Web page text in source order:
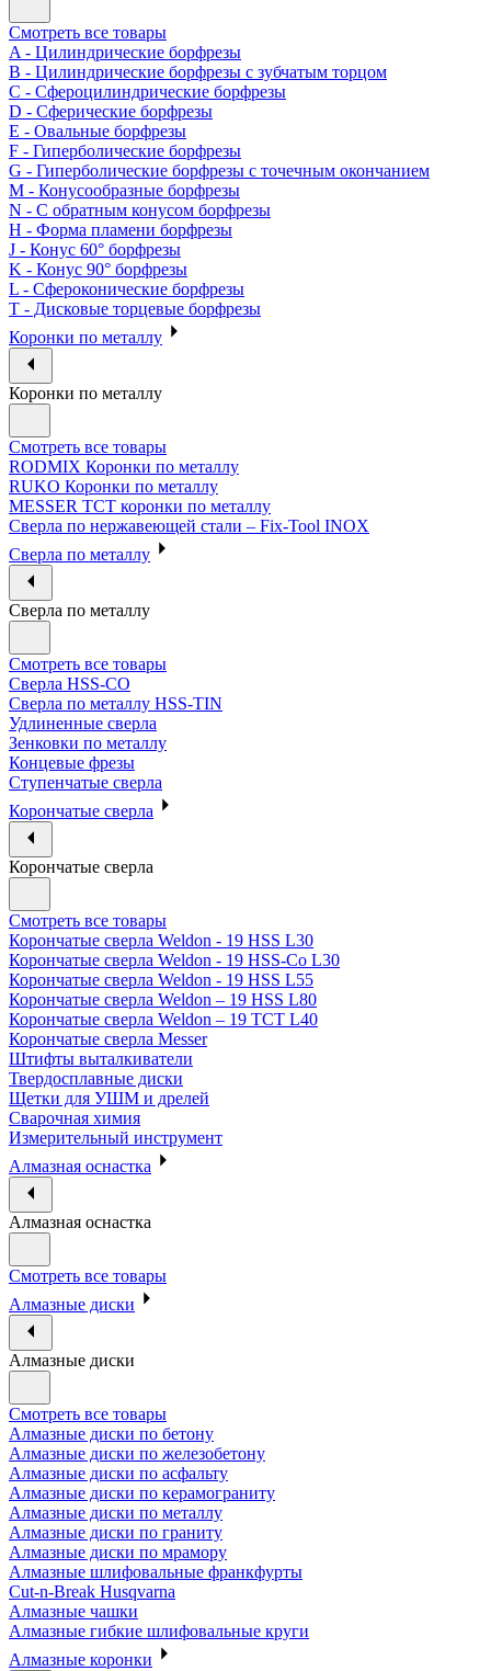
Смотреть все товары
A - Цилиндрические борфрезы
B - Цилиндрические борфрезы с зубчатым торцом
C - Сфероцилиндрические борфрезы
D - Сферические борфрезы
E - Овальные борфрезы
F - Гиперболические борфрезы
G - Гиперболические борфрезы с точечным окончанием
M - Конусообразные борфрезы
N - С обратным конусом борфрезы
H - Форма пламени борфрезы
J - Конус 60° борфрезы
K - Конус 90° борфрезы
L - Сфероконические борфрезы
T - Дисковые торцевые борфрезы
Коронки по металлу
Коронки по металлу
Смотреть все товары
RODMIX Коронки по металлу
RUKO Коронки по металлу
MESSER ТСТ коронки по металлу
Сверла по нержавеющей стали – Fix-Tool INOX
Сверла по металлу
Сверла по металлу
Смотреть все товары
Сверла HSS-CO
Сверла по металлу HSS-TIN
Удлиненные сверла
Зенковки по металлу
Концевые фрезы
Ступенчатые сверла
Корончатые сверла
Корончатые сверла
Смотреть все товары
Корончатые сверла Weldon - 19 HSS L30
Корончатые сверла Weldon - 19 HSS-Co L30
Корончатые сверла Weldon - 19 HSS L55
Корончатые сверла Weldon – 19 HSS L80
Корончатые сверла Weldon – 19 TCT L40
Корончатые сверла Messer
Штифты выталкиватели
Твердосплавные диски
Щетки для УШМ и дрелей
Сварочная химия
Измерительный инструмент
Алмазная оснастка
Алмазная оснастка
Смотреть все товары
Алмазные диски
Алмазные диски
Смотреть все товары
Алмазные диски по бетону
Алмазные диски по железобетону
Алмазные диски по асфальту
Алмазные диски по керамограниту
Алмазные диски по металлу
Алмазные диски по граниту
Алмазные диски по мрамору
Алмазные шлифовальные франкфурты
Cut-n-Break Husqvarna
Алмазные чашки
Алмазные гибкие шлифовальные круги
Алмазные коронки